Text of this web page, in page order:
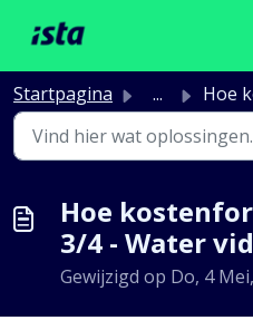
Startpagina ... Hoe
Hoe
3/4 - Water
Gewijzigd op Do, 4